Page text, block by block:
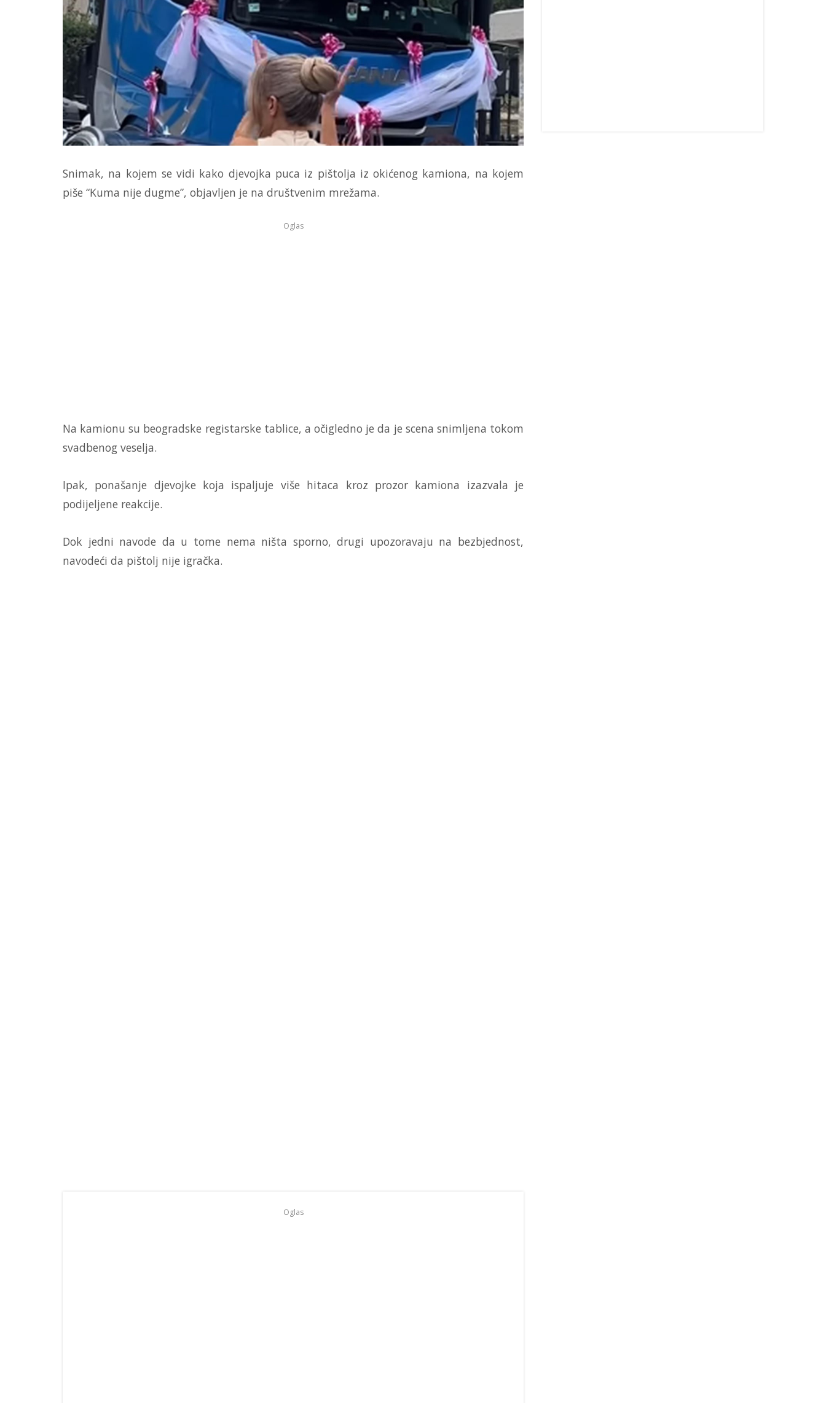
Snimak, na kojem se vidi kako djevojka puca iz pištolja iz okićenog kamiona, na kojem
piše “Kuma nije dugme”, objavljen je na društvenim mrežama.
Oglas
Na kamionu su beogradske registarske tablice, a očigledno je da je scena snimljena tokom
svadbenog veselja.
Ipak, ponašanje djevojke koja ispaljuje više hitaca kroz prozor kamiona izazvala je
podijeljene reakcije.
Dok jedni navode da u tome nema ništa sporno, drugi upozoravaju na bezbjednost,
navodeći da pištolj nije igračka.
Oglas